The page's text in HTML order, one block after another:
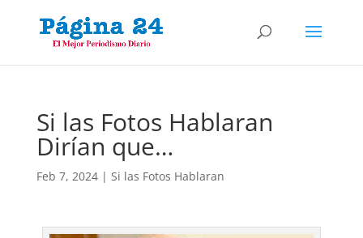
Si las Fotos Hablaran
Dirían que…
Feb 7, 2024| Si las Fotos Hablaran